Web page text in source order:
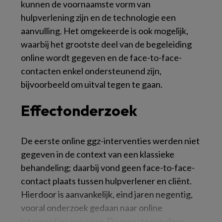
kunnen de voornaamste vorm van
hulpverlening zijn en de technologie een
aanvulling. Het omgekeerde is ook mogelijk,
waarbij het grootste deel van de begeleiding
online wordt gegeven en de face-to-face-
contacten enkel ondersteunend zijn,
bijvoorbeeld om uitval tegen te gaan.
Effectonderzoek
De eerste online ggz-interventies werden niet
gegeven in de context van een klassieke
behandeling; daarbij vond geen face-to-face-
contact plaats tussen hulpverlener en cliënt.
Hierdoor is aanvankelijk, eind jaren negentig,
vooral onderzoek gedaan naar online